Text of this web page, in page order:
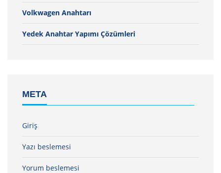
Volkwagen Anahtarı
Yedek Anahtar Yapımı Çözümleri
META
Giriş
Yazı beslemesi
Yorum beslemesi